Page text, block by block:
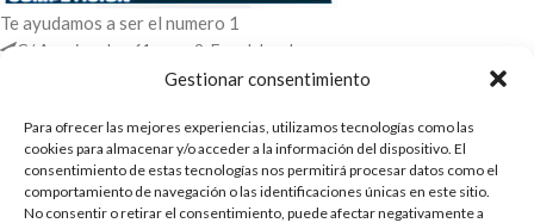
Gestionar consentimiento
Para ofrecer las mejores experiencias, utilizamos tecnologías como las
cookies para almacenar y/o acceder a la información del dispositivo. El
consentimiento de estas tecnologías nos permitirá procesar datos como el
comportamiento de navegación o las identificaciones únicas en este sitio.
No consentir o retirar el consentimiento, puede afectar negativamente a
Te ayudamos a ser el numero 1
C/ Arquimedes 61 nave 2. Fuenlabrada
WhatsApp +34 670604426
ENTRADAS RECIENTES
POLÍTICAS